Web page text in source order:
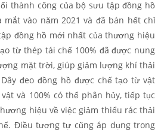
thành công của bộ sưu tập đồng hồ
mắt vào năm 2021 và đã bán hết chỉ
đồng hồ mới nhất của thương hiệu
từ thép tái chế 100% đã được nung
mặt trời, giúp giảm lượng khí thải
đeo đồng hồ được chế tạo từ vật
và 100% có thể phân hủy, tiếp tục
hiệu về việc giảm thiểu rác thải
Điều tương tự cũng áp dụng trong